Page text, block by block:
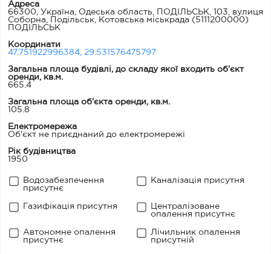
Адреса
66300, Україна, Одеська область, ПОДІЛЬСЬК, 103, вулиця
Соборна, Подільськ, Котовська міськрада (5111200000)
ПОДІЛЬСЬК
Координати
47.751922996384, 29.531576475797
Загальна площа будівлі, до складу якої входить об'єкт
оренди, кв.м.
665.4
Загальна площа об'єкта оренди, кв.м.
105.8
Електромережа
Об'єкт не приєднаний до електромережі
Рік будівництва
1950
Водозабезпечення
присутнє
Каналізація присутня
Газифікація присутня
Централізоване
опалення присутнє
Автономне опалення
присутнє
Лічильник опалення
присутній